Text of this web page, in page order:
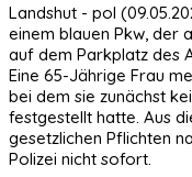
Landshut - pol
einem blauen Pkw, der
auf dem Parkplatz des
Eine 65-Jährige Frau
bei dem sie zunächst
festgestellt hatte. Aus
gesetzlichen Pflichten
Polizei nicht sofort.